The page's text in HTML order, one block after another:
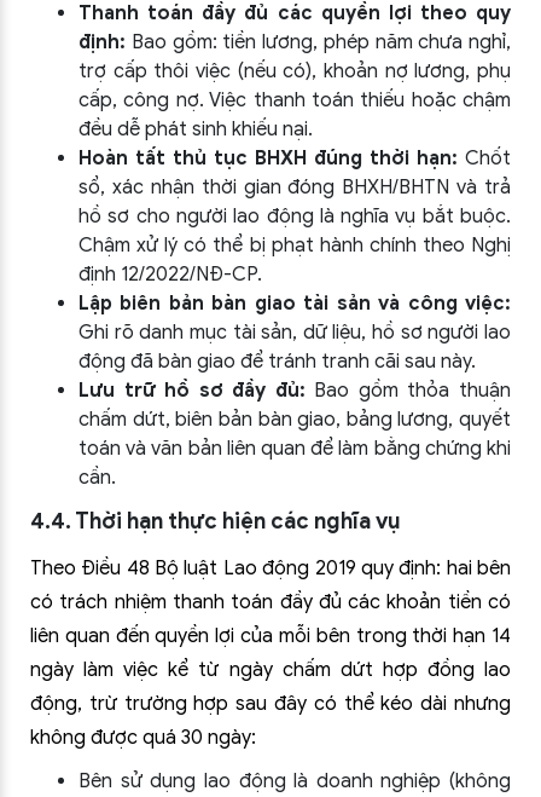
Thanh toán đầy đủ các quyền lợi theo quy
định: Bao gồm: tiền lương, phép năm chưa nghỉ,
trợ cấp thôi việc (nếu có), khoản nợ lương, phụ
cấp, công nợ. Việc thanh toán thiếu hoặc chậm
đều dễ phát sinh khiếu nại.
Hoàn tất thủ tục BHXH đúng thời hạn: Chốt
sổ, xác nhận thời gian đóng BHXH/BHTN và trả
hồ sơ cho người lao động là nghĩa vụ bắt buộc.
Chậm xử lý có thể bị phạt hành chính theo Nghị
định 12/2022/NĐ-CP.
Lập biên bản bàn giao tài sản và công việc:
Ghi rõ danh mục tài sản, dữ liệu, hồ sơ người lao
động đã bàn giao để tránh tranh cãi sau này.
Lưu trữ hồ sơ đầy đủ: Bao gồm thỏa thuận
chấm dứt, biên bản bàn giao, bảng lương, quyết
toán và văn bản liên quan để làm bằng chứng khi
cần.
4.4. Thời hạn thực hiện các nghĩa vụ
Theo Điều 48 Bộ luật Lao động 2019 quy định: hai bên
có trách nhiệm thanh toán đầy đủ các khoản tiền có
liên quan đến quyền lợi của mỗi bên trong thời hạn 14
ngày làm việc kể từ ngày chấm dứt hợp đồng lao
động, trừ trường hợp sau đây có thể kéo dài nhưng
không được quá 30 ngày:
Bên sử dụng lao động là doanh nghiệp (không